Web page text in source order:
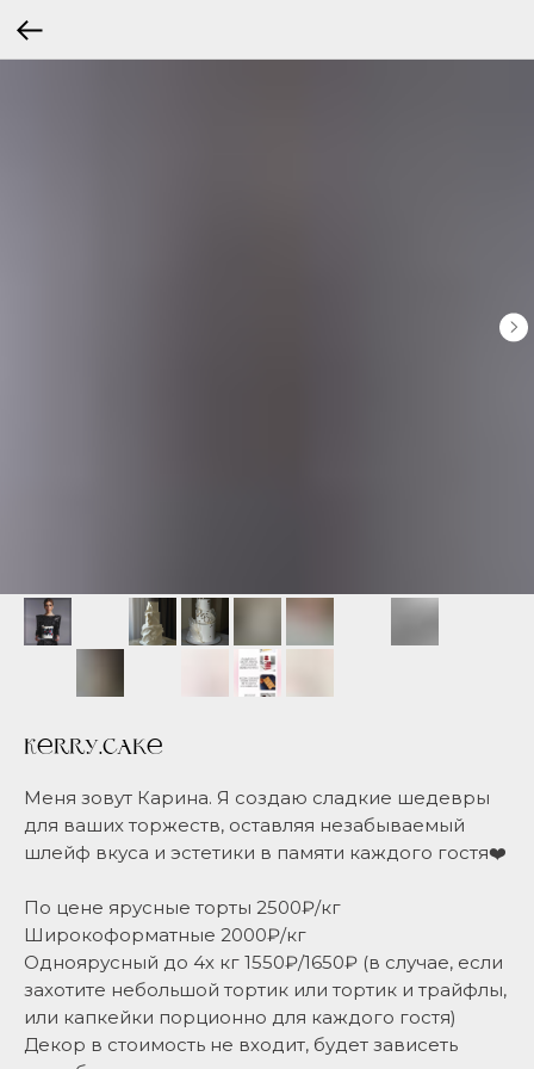
Kerry.cake
Меня зовут Карина. Я создаю сладкие шедевры
для ваших торжеств, оставляя незабываемый
шлейф вкуса и эстетики в памяти каждого гостя❤️
По цене ярусные торты 2500₽/кг
Широкоформатные 2000₽/кг
Одноярусный до 4х кг 1550₽/1650₽ (в случае, если
захотите небольшой тортик или тортик и трайфлы,
или капкейки порционно для каждого гостя)
Декор в стоимость не входит, будет зависеть